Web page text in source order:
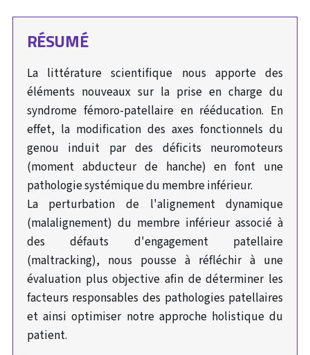
RÉSUMÉ
La littérature scientifique nous apporte des
éléments nouveaux sur la prise en charge du
syndrome fémoro-patellaire en rééducation. En
effet, la modification des axes fonctionnels du
genou induit par des déficits neuromoteurs
(moment abducteur de hanche) en font une
pathologie systémique du membre inférieur.
La perturbation de l'alignement dynamique
(malalignement) du membre inférieur associé à
des défauts d'engagement patellaire
(maltracking), nous pousse à réfléchir à une
évaluation plus objective afin de déterminer les
facteurs responsables des pathologies patellaires
et ainsi optimiser notre approche holistique du
patient.